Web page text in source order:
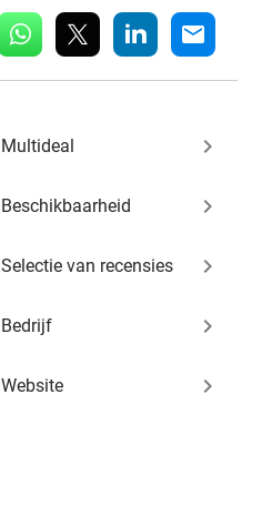
whatsapp linkedin mail
Multideal keyboard_arrow_right
Beschikbaarheid keyboard_arrow_right
Selectie van recensies keyboard_arrow_right
Bedrijf keyboard_arrow_right
Website keyboard_arrow_right